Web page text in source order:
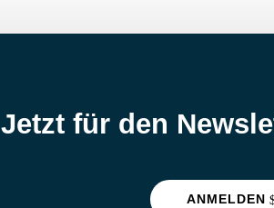
Jetzt für den
ANMELDEN